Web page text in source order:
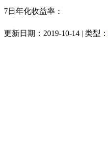
7日年化收益率：
更新日期： 2019-10-14 | 类型：